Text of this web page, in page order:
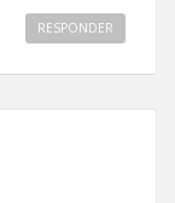
RESPONDER